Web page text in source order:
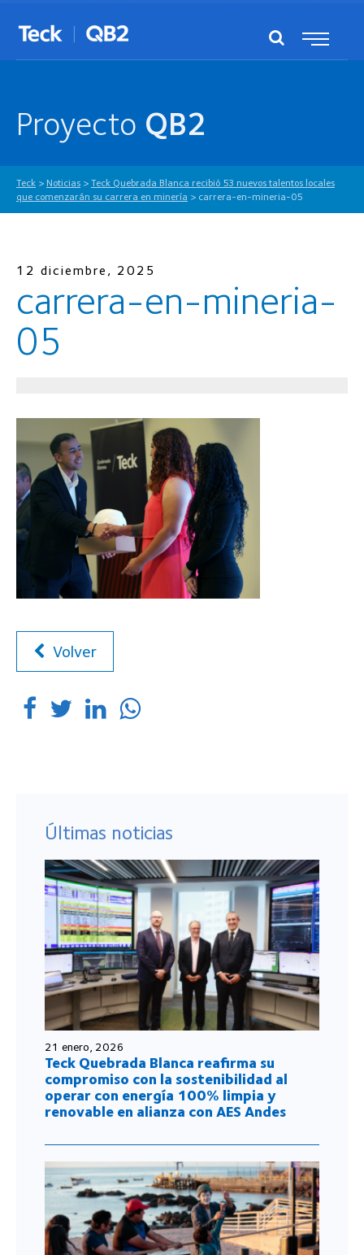
Proyecto QB2
Teck > Noticias > Teck Quebrada Blanca recibió 53 nuevos talentos locales
que comenzarán su carrera en minería > carrera-en-mineria-05
12 diciembre, 2025
carrera-en-mineria-
05
Volver
Últimas noticias
21 enero, 2026
Teck Quebrada Blanca reafirma su
compromiso con la sostenibilidad al
operar con energía 100% limpia y
renovable en alianza con AES Andes